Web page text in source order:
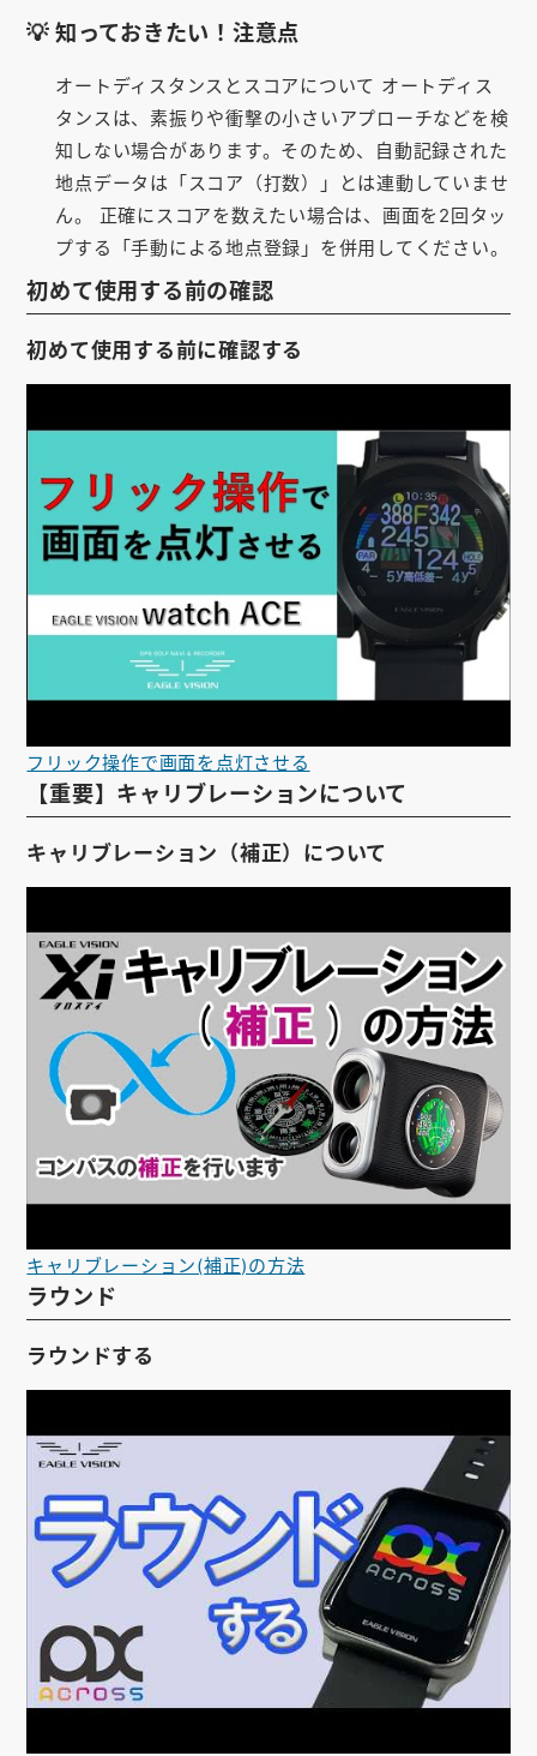
💡 知っておきたい！注意点
オートディスタンスとスコアについて オートディス
タンスは、素振りや衝撃の小さいアプローチなどを検
知しない場合があります。そのため、自動記録された
地点データは「スコア（打数）」とは連動していませ
ん。 正確にスコアを数えたい場合は、画面を2回タッ
プする「手動による地点登録」を併用してください。
初めて使用する前の確認
初めて使用する前に確認する
フリック操作で画面を点灯させる
【重要】キャリブレーションについて
キャリブレーション（補正）について
キャリブレーション(補正)の方法
ラウンド
ラウンドする